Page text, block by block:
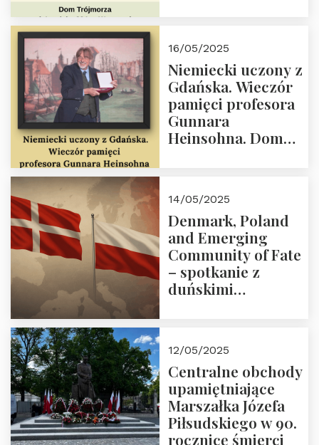
Dom Trójmorza 23
maja 2025 r. godz.
18:00.
16/05/2025
Niemiecki uczony z
Gdańska. Wieczór
pamięci profesora
Gunnara
Heinsohna. Dom
14/05/2025
Denmark, Poland
and Emerging
Community of Fate
– spotkanie z
duńskimi
12/05/2025
Centralne obchody
upamiętniające
Marszałka Józefa
Piłsudskiego w 90.
rocznicę śmierci